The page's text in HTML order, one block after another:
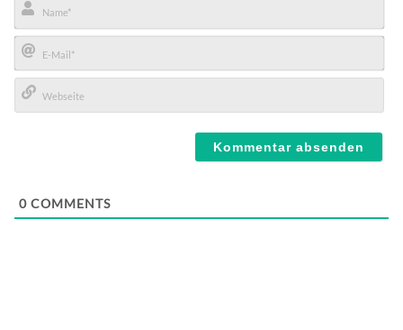
Name*
E-
Mail*
0 COMMENTS